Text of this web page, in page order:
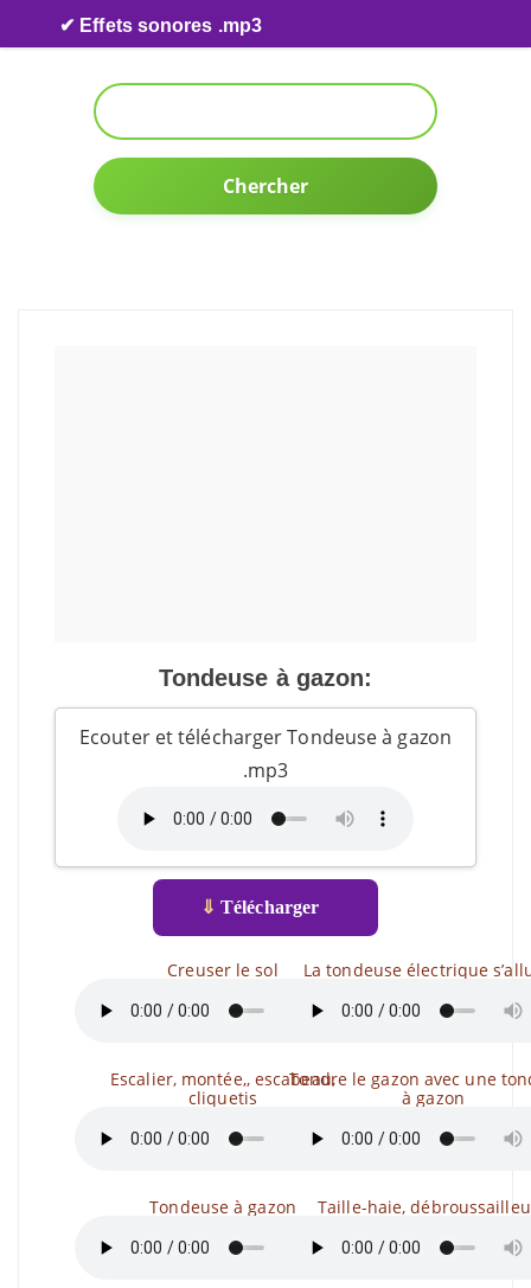
Skip to content
✔ Effets sonores .mp3
Chercher
Tondeuse à gazon:
Ecouter et télécharger Tondeuse à gazon
.mp3
⇓ Télécharger
Creuser le sol
Escalier, montée,, escabeau,
cliquetis
Tondeuse à gazon
La tondeuse électrique
Tondre le gazon avec une
à gazon
Taille-haie,